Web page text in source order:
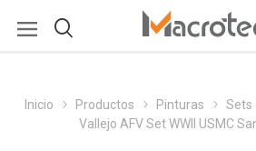
Inicio Productos Pinturas Sets
Vallejo AFV Set WWII USMC